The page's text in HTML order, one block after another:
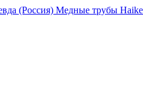
(Россия) Медные трубы